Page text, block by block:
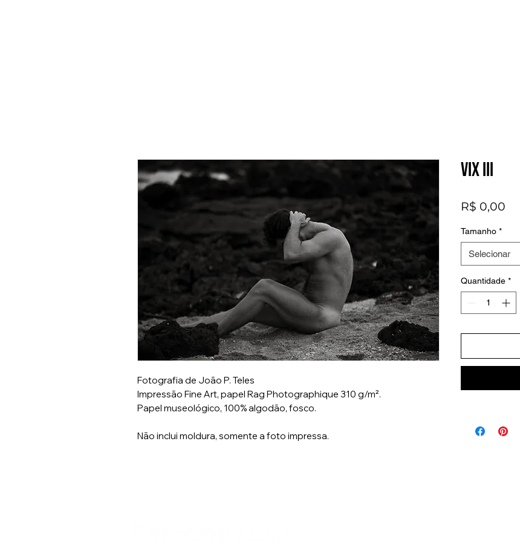
Fotografia de João P. Teles
Impressão Fine Art, papel Rag Photographique 310 g/m².
Papel museológico, 100% algodão, fosco.
Não inclui moldura, somente a foto impressa.
Vix III
R$ 0,00
Tamanho *
Selecionar
Quantidade *